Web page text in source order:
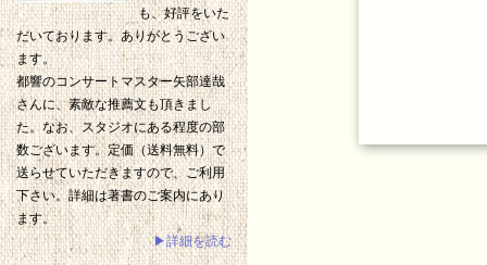
も、好評をいた
だいております。ありがとうござい
ます。
都響のコンサートマスター矢部達哉
さんに、素敵な推薦文も頂きまし
た。なお、スタジオにある程度の部
数ございます。定価（送料無料）で
送らせていただきますので、ご利用
下さい。詳細は著書のご案内にあり
ます。
▶詳細を読む